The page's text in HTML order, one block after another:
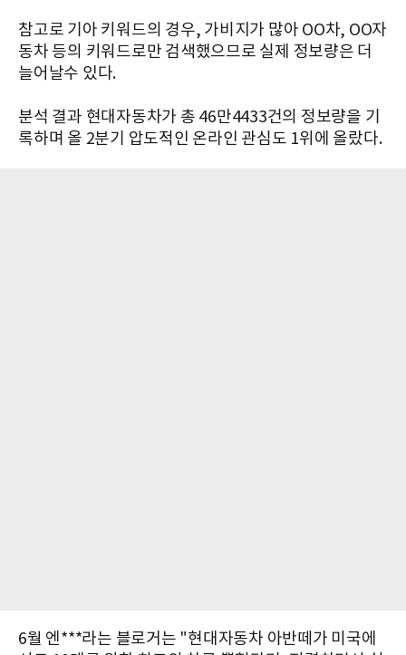
참고로 기아 키워드의 경우, 가비지가 많아 OO차, OO자
동차 등의 키워드로만 검색했으므로 실제 정보량은 더
늘어날수 있다.
분석 결과 현대자동차가 총 46만4433건의 정보량을 기
록하며 올 2분기 압도적인 온라인 관심도 1위에 올랐다.
6월 엔***라는 블로거는 "현대자동차 아반떼가 미국에